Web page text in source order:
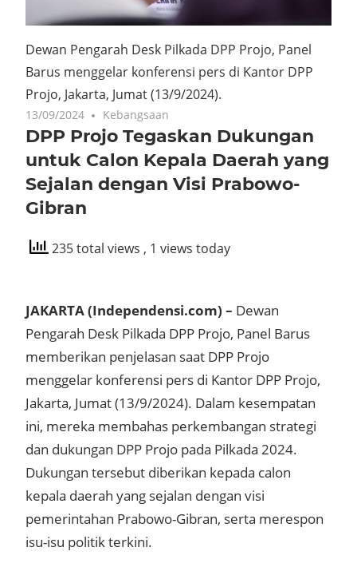
Dewan Pengarah Desk Pilkada DPP Projo, Panel
Barus menggelar konferensi pers di Kantor DPP
Projo, Jakarta, Jumat (13/9/2024).
13/09/2024 Kebangsaan
DPP Projo Tegaskan Dukungan
untuk Calon Kepala Daerah yang
Sejalan dengan Visi Prabowo-
Gibran
235 total views , 1 views today
JAKARTA (Independensi.com) – Dewan
Pengarah Desk Pilkada DPP Projo, Panel Barus
memberikan penjelasan saat DPP Projo
menggelar konferensi pers di Kantor DPP Projo,
Jakarta, Jumat (13/9/2024). Dalam kesempatan
ini, mereka membahas perkembangan strategi
dan dukungan DPP Projo pada Pilkada 2024.
Dukungan tersebut diberikan kepada calon
kepala daerah yang sejalan dengan visi
pemerintahan Prabowo-Gibran, serta merespon
isu-isu politik terkini.